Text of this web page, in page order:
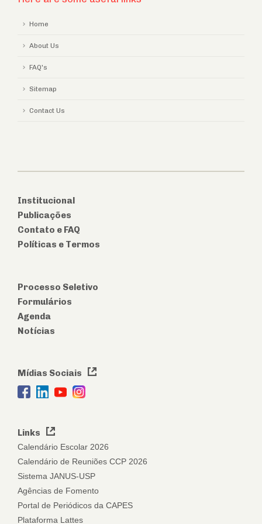
Home
About Us
FAQ's
Sitemap
Contact Us
Institucional
Publicações
Contato e FAQ
Políticas e Termos
Processo Seletivo
Formulários
Agenda
Notícias
Mídias Sociais
Links
Calendário Escolar 2026
Calendário de Reuniões CCP 2026
Sistema JANUS-USP
Agências de Fomento
Portal de Periódicos da CAPES
Plataforma Lattes